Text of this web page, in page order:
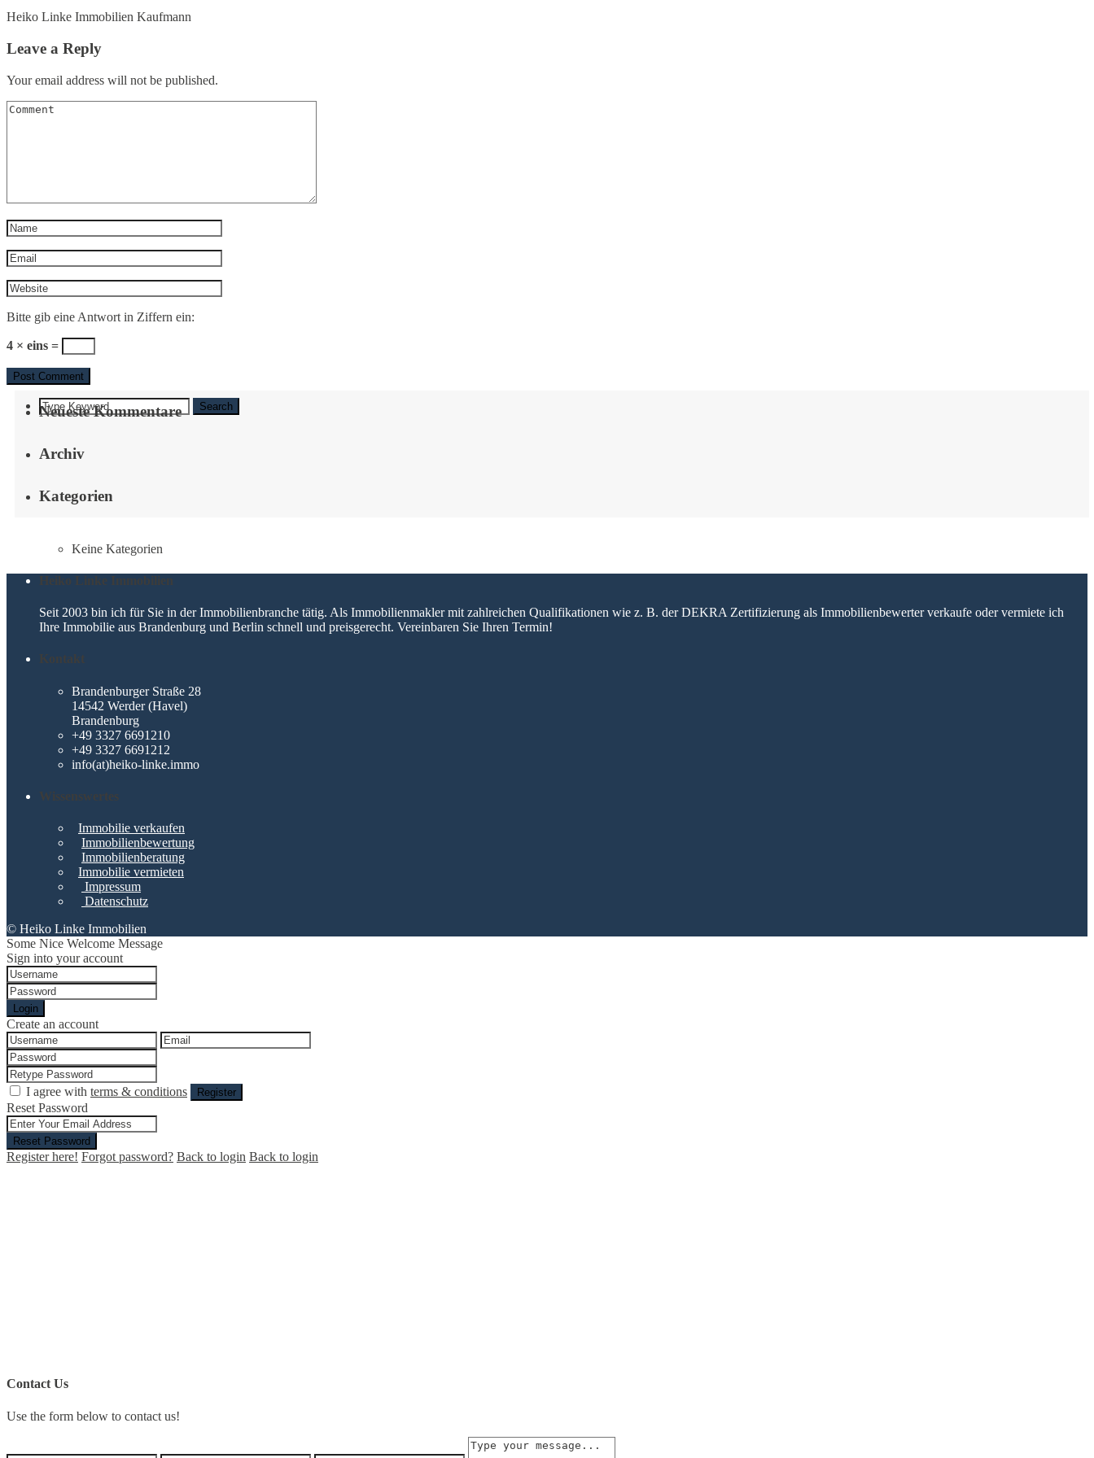
Heiko Linke Immobilien Kaufmann
Leave a Reply
Your email address will not be published.
Bitte gib eine Antwort in Ziffern ein:
4 × eins =
Search
Neueste Kommentare
Archiv
Kategorien
Keine Kategorien
Heiko Linke Immobilien
Seit 2003 bin ich für Sie in der Immobilienbranche tätig. Als Immobilienmakler mit zahlreichen Qualifikationen wie z. B. der DEKRA Zertifizierung als Immobilienbewerter verkaufe oder vermiete ich
Ihre Immobilie aus Brandenburg und Berlin schnell und preisgerecht. Vereinbaren Sie Ihren Termin!
Kontakt
Brandenburger Straße 28
14542 Werder (Havel)
Brandenburg
+49 3327 6691210
+49 3327 6691212
info(at)heiko-linke.immo
Wissenswertes
Immobilie verkaufen
Immobilienbewertung
Immobilienberatung
Immobilie vermieten
Impressum
Datenschutz
© Heiko Linke Immobilien
Some Nice Welcome Message
Sign into your account
Login
Create an account
I agree with terms & conditions Register
Reset Password
Reset Password
Register here! Forgot password? Back to login Back to login
Contact Us
Use the form below to contact us!